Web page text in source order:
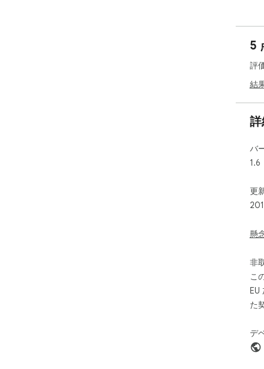
5
評
結
バ
1.6
更
懸
デ
非
こ
EU
た